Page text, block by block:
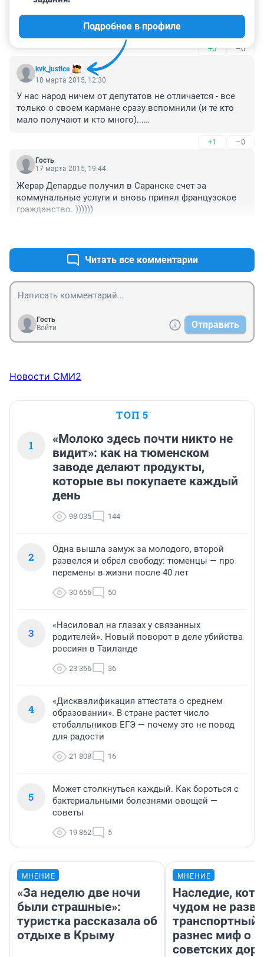
Хотели капитализм!? хлебаем полной ложкой!
+0 –0
kvk_justice
Подробнее в профиле
18 марта 2015, 12:30
У нас народ ничем от депутатов не отличается - все
только о своем кармане сразу вспомнили (и те кто
мало получают и кто много)...
больше 1 МРОТА уже признали "россиянами с
высоким доходом". Одно то что если человек
получает практически прожиточный минимум и его
слабо развитых стран...
+1 –0
Гость
17 марта 2015, 19:44
Жерар Депардье получил в Саранске счет за
коммунальные услуги и вновь принял французское
гражданство. ))))))
Читать все комментарии
Гость
Войти
Отправить
Новости СМИ2
ТОП 5
1
«Молоко здесь почти никто не
видит»: как на тюменском
заводе делают продукты,
которые вы покупаете каждый
день
98 035 144
2
Одна вышла замуж за молодого, второй
развелся и обрел свободу: тюменцы — про
перемены в жизни после 40 лет
30 656 50
3
«Насиловал на глазах у связанных
родителей». Новый поворот в деле убийства
россиян в Таиланде
23 366 36
4
«Дисквалификация аттестата о среднем
образовании». В стране растет число
стобалльников ЕГЭ — почему это не повод
для радости
21 808 16
5
Может столкнуться каждый. Как бороться с
бактериальными болезнями овощей —
советы
19 862 5
МНЕНИЕ
«За неделю две ночи
были страшные»:
туристка рассказала об
отдыхе в Крыму
МНЕНИЕ
Наследие,
чудом не
транспортный
разнес миф о
советских